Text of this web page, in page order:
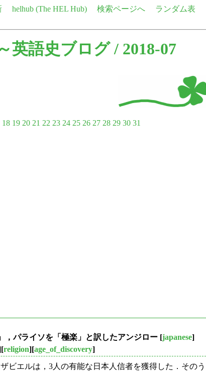
helhub (The HEL Hub) 検索ページへ
ランダム表
英語史ブログ/ 2018-07
18 19 20 21 22 23 24 25 26 27 28 29 30 31
，パライソを「極楽」と訳したアンジロー [japanese]
religion][age_of_discovery]
ビエルは，3人の有能な日本人信者を獲得した．そのう